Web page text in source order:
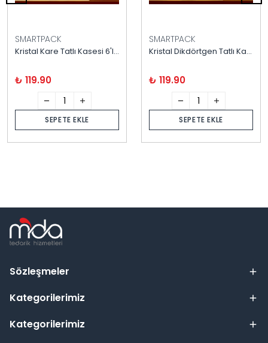
SMARTPACK
Kristal Kare Tatlı Kasesi 6'lı Kapaklı
₺ 119.90
SEPETE EKLE
SMARTPACK
Kristal Dikdörtgen Tatlı Kasesi 6'lı Kapaklı
₺ 119.90
SEPETE EKLE
Sözleşmeler
Kategorilerimiz
Kategorilerimiz